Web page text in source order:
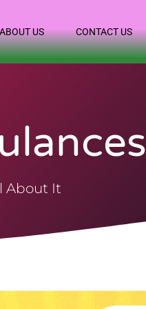
US CONTACT US
About It